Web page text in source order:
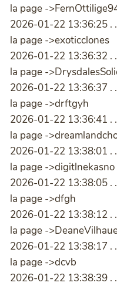
la page -
2026-01-22 13:36:25 .
la page ->exoticclones
2026-01-22 13:36:32 .
la page -
2026-01-22 13:36:37 .
la page ->drftgyh
2026-01-22 13:36:41 .
la page -
2026-01-22 13:38:01 .
la page ->digitlnekasno
2026-01-22 13:38:05 .
la page ->dfgh
2026-01-22 13:38:12 .
la page -
2026-01-22 13:38:17 .
la page ->dcvb
2026-01-22 13:38:39 .